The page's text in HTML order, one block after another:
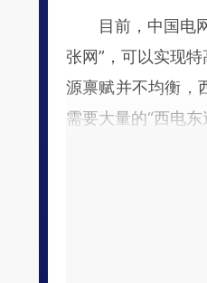
目前，中国电网
张网”，可以实现
源禀赋并不均衡，
需要大量的“西电东